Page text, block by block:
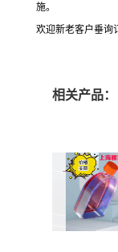
施。
欢迎新老客户垂询
相关产品：